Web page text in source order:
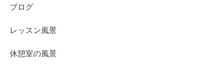
ブログ
レッスン風景
休憩室の風景